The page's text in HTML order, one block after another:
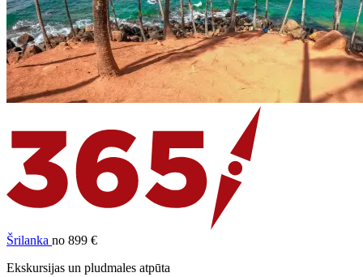
Šrilanka no 899 €
Ekskursijas un pludmales atpūta